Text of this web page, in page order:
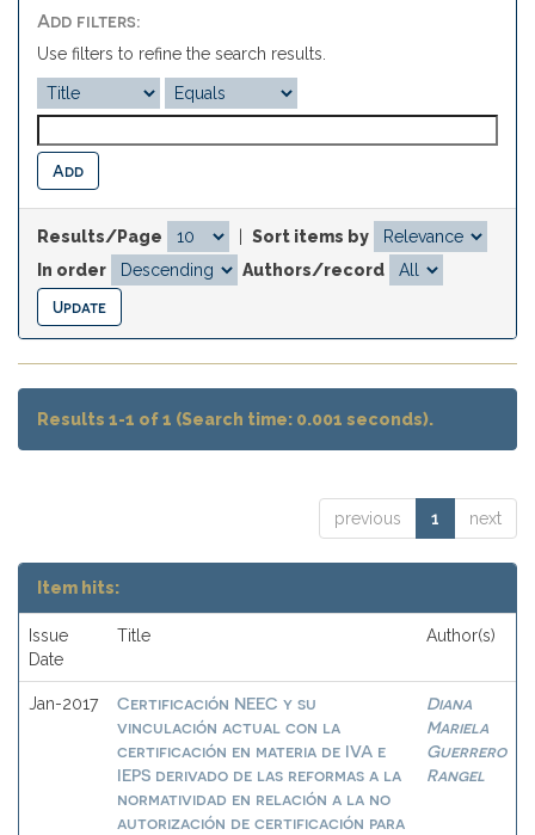
Add filters:
Use filters to refine the search results.
Results/Page
Sort items by
In order
Authors/record
Results 1-1 of 1 (Search time: 0.001 seconds).
previous 1 next
Item hits:
Issue
Date
Title Author(s)
Jan-2017
Certificación NEEC y su
vinculación actual con la
certificación en materia de IVA e
IEPS derivado de las reformas a la
normatividad en relación a la no
autorización de certificación para
Diana
Mariela
Guerrero
Rangel